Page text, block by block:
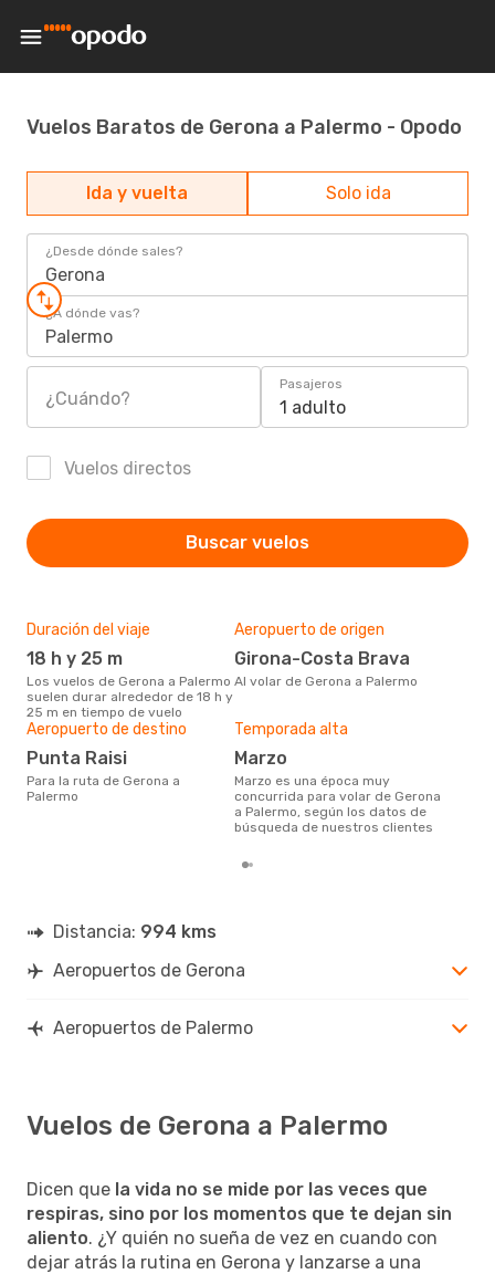
Vuelos Baratos de Gerona a Palermo - Opodo
Ida y vuelta Solo ida
¿Desde dónde sales?
Gerona
¿A dónde vas?
Palermo
¿Cuándo?
Pasajeros
1 adulto
Vuelos directos
Buscar vuelos
Duración del viaje
18 h y 25 m
Los vuelos de Gerona a Palermo
suelen durar alrededor de 18 h y
25 m en tiempo de vuelo
Aeropuerto de origen
Girona-Costa Brava
Al volar de Gerona a Palermo
Aeropuerto de destino
Punta Raisi
Para la ruta de Gerona a
Palermo
Temporada alta
marzo
marzo es una época muy
concurrida para volar de Gerona
a Palermo, según los datos de
búsqueda de nuestros clientes
Distancia: 994 kms
Aeropuertos de Gerona
Aeropuertos de Palermo
Vuelos de Gerona a Palermo
Dicen que la vida no se mide por las veces que
respiras, sino por los momentos que te dejan sin
aliento. ¿Y quién no sueña de vez en cuando con
dejar atrás la rutina en Gerona y lanzarse a una